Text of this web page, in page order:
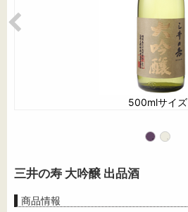
500mlサイズ
三井の寿 大吟醸 出品酒
商品情報